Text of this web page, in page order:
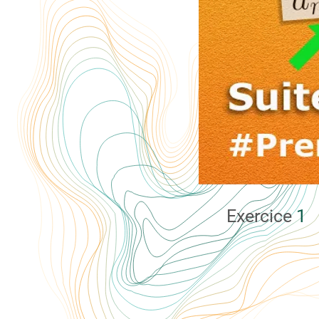
Exercice 1